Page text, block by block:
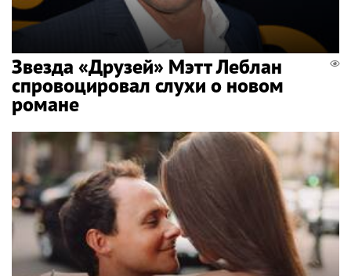
Звезда «Друзей» Мэтт Леблан
спровоцировал слухи о новом
романе